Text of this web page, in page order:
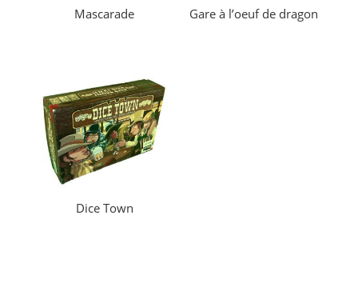
Mascarade Gare à l’oeuf de dragon
Dice Town